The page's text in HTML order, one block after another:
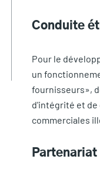
Conduite
Pour le
un
fournisseurs»,
d'intégrité et de
commerciales